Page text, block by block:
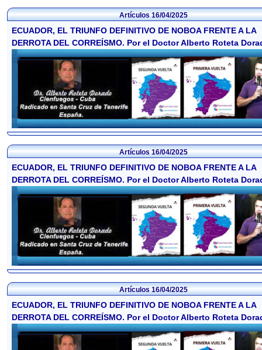
Artículos16/04/2025
ECUADOR, EL TRIUNFO DEFINITIVO DE NOBOA FRENTE A LA
DERROTA DEL CORREÍSMO. Por el Doctor Alberto Roteta
Artículos16/04/2025
ECUADOR, EL TRIUNFO DEFINITIVO DE NOBOA FRENTE A LA
DERROTA DEL CORREÍSMO. Por el Doctor Alberto Roteta
Artículos16/04/2025
ECUADOR, EL TRIUNFO DEFINITIVO DE NOBOA FRENTE A LA
DERROTA DEL CORREÍSMO. Por el Doctor Alberto Roteta